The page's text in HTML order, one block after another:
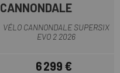
CANNONDALE
VÉLO CANNONDALE SUPERSIX
EVO 2 2026
6 299 €